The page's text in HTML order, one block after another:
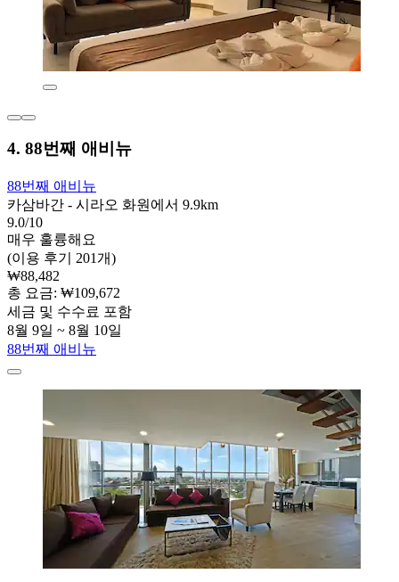
4. 88번째 애비뉴
88번째 애비뉴
카삼바간 - 시라오 화원에서 9.9km
9.0/10
매우 훌륭해요
(이용 후기 201개)
₩88,482
총 요금: ₩109,672
세금 및 수수료 포함
8월 9일 ~ 8월 10일
88번째 애비뉴